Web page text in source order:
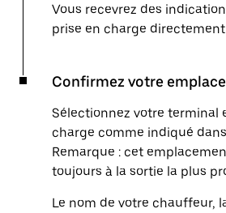
Vous recevrez des
prise en charge
Confirmez votre
Sélectionnez votre terminal
charge comme indiqué
Remarque : cet
toujours à la sortie la plus
Le nom de votre chauffeur,